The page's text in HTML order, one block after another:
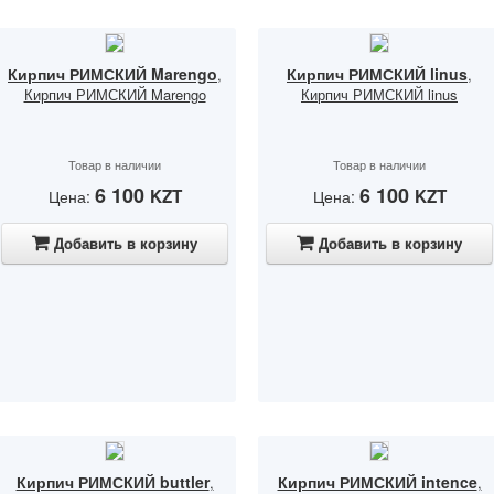
Кирпич РИМСКИЙ Marengo,
Кирпич РИМСКИЙ Marengo
Товар в наличии
Цена: 6 100 KZT
Добавить в корзину
Кирпич РИМСКИЙ linus,
Кирпич РИМСКИЙ linus
Товар в наличии
Цена: 6 100 KZT
Добавить в корзину
Кирпич РИМСКИЙ buttler,
Кирпич РИМСКИЙ intence,